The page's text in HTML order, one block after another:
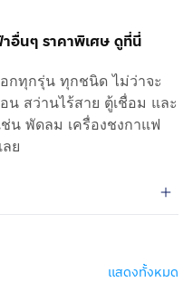
าอื่นๆ ราคาพิเศษ ดูที่นี่
กทุกรุ่น ทุกชนิด ไม่ว่าจะ
น สว่านไร้สาย ตู้เชื่อม และ
น พัดลม เครื่องชงกาแฟ
ย
แสดงทั้งหมด